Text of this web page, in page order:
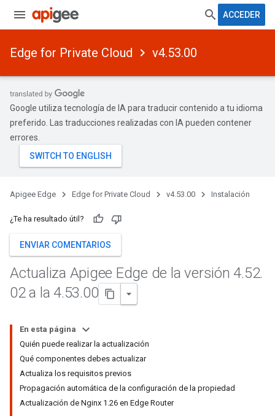
ACCEDER
Edge for Private Cloud v4.53.00
Google utiliza tecnología de IA para traducir contenido a tu idioma
preferido. Las traducciones realizadas con IA pueden contener
errores.
Apigee Edge Edge for Private Cloud v4.53.00 Instalación
¿Te ha resultado útil?
ENVIAR COMENTARIOS
Actualiza Apigee Edge de la versión 4.52.
02 a la 4.53.00
En esta página
Quién puede realizar la actualización
Qué componentes debes actualizar
Actualiza los requisitos previos
Propagación automática de la configuración de la propiedad
Actualización de Nginx 1.26 en Edge Router